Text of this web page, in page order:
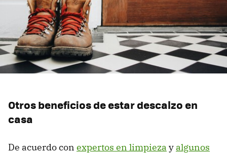
Otros beneficios de estar descalzo en
casa
De acuerdo con expertos en limpieza y algunos